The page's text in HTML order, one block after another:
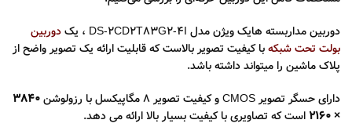
دوربین مداربسته هایک ویژن مدل DS-2CD2T83G2-4I ، یک
دوربین
بولت تحت شبکهبا کیفیت تصویر بالاست که قابلیت ارائه یک تصویر واضح از
پلاک ماشین را میتواند داشته باشد.
دارای حسگر تصویر CMOS و کیفیت تصویر 8 مگاپیکسل با رزولوشن
3840
× 2160
است که تصاویری با کیفیت بسیار بالا ارائه می دهد.